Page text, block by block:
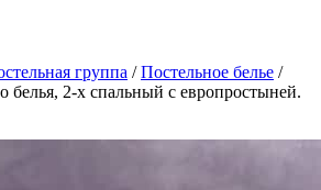
группа / Постельное белье /
белья, 2-x спальный с европростыней.